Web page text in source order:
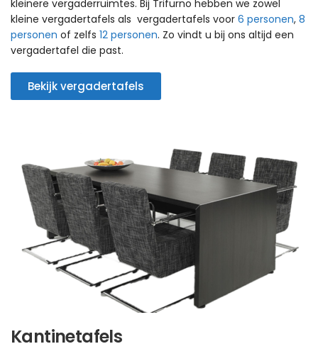
kleinere vergaderruimtes. Bij Trifurno hebben we zowel
kleine vergadertafels als vergadertafels voor 6 personen, 8
personen of zelfs 12 personen. Zo vindt u bij ons altijd een
vergadertafel die past.
Bekijk vergadertafels
Kantinetafels